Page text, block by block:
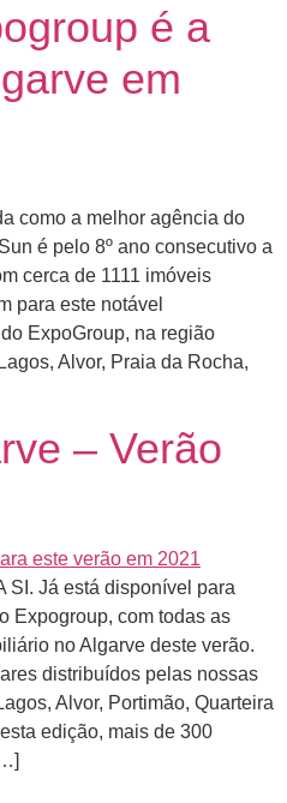
é a
em
como a melhor agência do
é pelo 8º ano consecutivo a
cerca de 1111 imóveis
para este notável
ExpoGroup, na região
Alvor, Praia da Rocha,
– Verão
SI. Já está disponível para
Expogroup, com todas as
no Algarve deste verão.
distribuídos pelas nossas
Alvor, Portimão, Quarteira
edição, mais de 300